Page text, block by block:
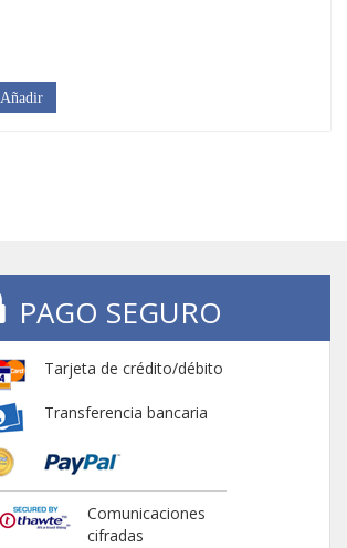
Añadir
PAGO SEGURO
Tarjeta de crédito/débito
Transferencia bancaria
Comunicaciones
cifradas